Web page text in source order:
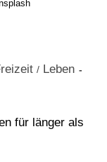
/ Leben
für länger als